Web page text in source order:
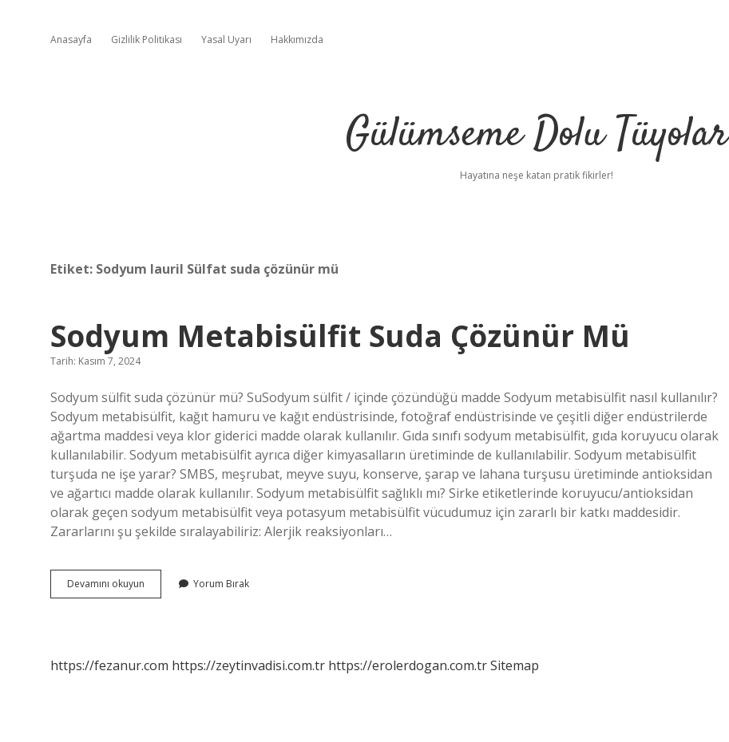
Anasayfa Gizlilik Politikası Yasal Uyarı Hakkımızda
Gülümseme Dolu Tüyolar
Hayatına neşe katan pratik fikirler!
Etiket: Sodyum lauril Sülfat suda çözünür mü
Sodyum Metabisülfit Suda Çözünür Mü
Tarih: Kasım 7, 2024
Sodyum sülfit suda çözünür mü? SuSodyum sülfit / içinde çözündüğü madde Sodyum metabisülfit nasıl kullanılır?
Sodyum metabisülfit, kağıt hamuru ve kağıt endüstrisinde, fotoğraf endüstrisinde ve çeşitli diğer endüstrilerde
ağartma maddesi veya klor giderici madde olarak kullanılır. Gıda sınıfı sodyum metabisülfit, gıda koruyucu olarak
kullanılabilir. Sodyum metabisülfit ayrıca diğer kimyasalların üretiminde de kullanılabilir. Sodyum metabisülfit
turşuda ne işe yarar? SMBS, meşrubat, meyve suyu, konserve, şarap ve lahana turşusu üretiminde antioksidan
ve ağartıcı madde olarak kullanılır. Sodyum metabisülfit sağlıklı mı? Sirke etiketlerinde koruyucu/antioksidan
olarak geçen sodyum metabisülfit veya potasyum metabisülfit vücudumuz için zararlı bir katkı maddesidir.
Zararlarını şu şekilde sıralayabiliriz: Alerjik reaksiyonları…
Devamını okuyun Sodyum
Metabisülfit
Yorum Bırak
https://fezanur.com https://zeytinvadisi.com.tr https://erolerdogan.com.trSitemap